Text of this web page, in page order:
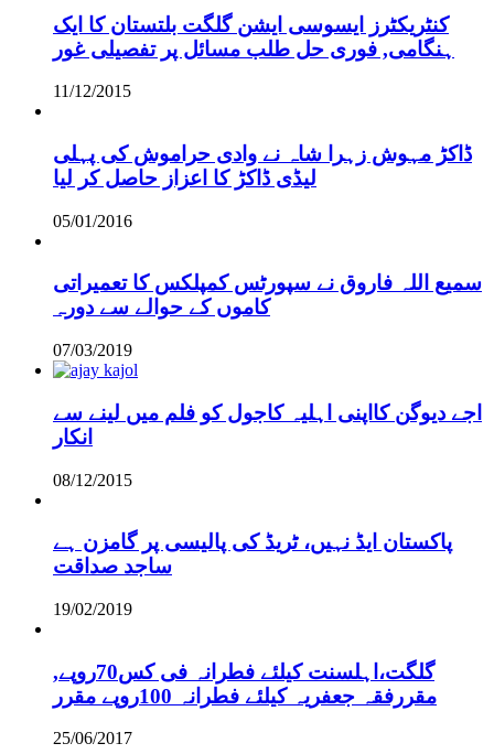
کنٹریکٹرز ایسوسی ایشن گلگت بلتستان کا ایک
ہنگامی, فوری حل طلب مسائل پر تفصیلی غور
11/12/2015
ڈاکڑ مہوش زہرا شاہ نے وادی حراموش کی پہلی
لیڈی ڈاکڑ کا اعزاز حاصل کر لیا
05/01/2016
سمیع اللہ فاروق نے سپورٹس کمپلکس کا تعمیراتی
کاموں کے حوالے سے دورہ
07/03/2019
اجے دیوگن کااپنی اہلیہ کاجول کو فلم میں لینے سے
انکار
08/12/2015
پاکستان ایڈ نہیں، ٹریڈ کی پالیسی پر گامزن ہے
ساجد صداقت
19/02/2019
,گلگت،اہلسنت کیلئے فطرانہ فی کس70روپے
مقررفقہ جعفریہ کیلئے فطرانہ 100روپے مقرر
25/06/2017